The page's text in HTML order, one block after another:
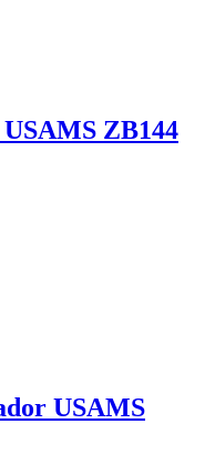
ZB144
USAMS